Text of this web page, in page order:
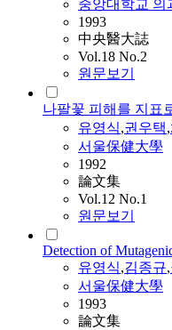
중앙대학교 의
1993
中央醫大誌
Vol.18 No.2
원문보기
나팔꽃 피해를 지표
유영식,권우택,
서울保健大學
1992
論文集
Vol.12 No.1
원문보기
Detection of
유영식,김종규,
서울保健大學
1993
論文集